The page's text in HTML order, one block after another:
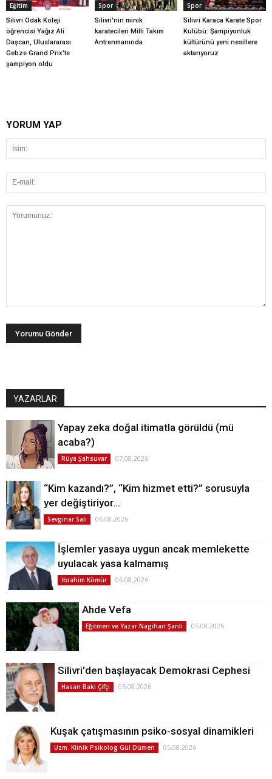
Eğitim
Silivri Odak Koleji
öğrencisi Yağız Ali
Daşcan, Uluslararası
Gebze Grand Prix'te
şampiyon oldu
Spor
Silivri'nin minik
karatecileri Milli Takım
Antrenmanında
Spor
Silivri Karaca Karate Spor
Kulübü: Şampiyonluk
kültürünü yeni nesillere
aktarıyoruz
YORUM YAP
YAZARLAR
Yapay zeka doğal itimatla görüldü (mü
acaba?)
Rüya Şahsuvar 07.08.2026
“Kim kazandı?”, “Kim hizmet etti?” sorusuyla
yer değiştiriyor…
Sevginar Sali 06.08.2026
İşlemler yasaya uygun ancak memlekette
uyulacak yasa kalmamış
İbrahim Kömür 06.08.2026
Ahde Vefa
Eğitmen ve Yazar Nagihan Şanlı 05.08.2026
Silivri'den başlayacak Demokrasi Cephesi
Hasan Baki Çifçi 05.08.2026
Kuşak çatışmasının psiko-sosyal dinamikleri
Uzm. Klinik Psikolog Gül Dümen 05.08.2026